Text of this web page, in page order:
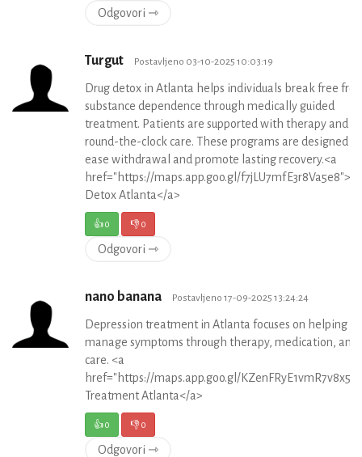
Odgovori ⇾
Turgut Postavljeno 03-10-2025 10:03:19
Drug detox in Atlanta helps individuals break free
substance dependence through medically guided
treatment. Patients are supported with therapy and
round-the-clock care. These programs are designed to
ease withdrawal and promote lasting recovery.<a
href="https://maps.app.goo.gl/
Detox Atlanta</a>
👍0 👎0
Odgovori ⇾
nano banana Postavljeno 17-09-2025 13:24:24
Depression treatment in Atlanta focuses on helping
manage symptoms through therapy, medication, and
care. <a
href="https://maps.app.goo.gl/
Treatment Atlanta</a>
👍0 👎0
Odgovori ⇾